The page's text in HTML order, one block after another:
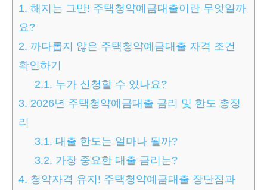
1. 해지는 그만! 주택청약예금대출이란 무엇일까
요?
2. 까다롭지 않은 주택청약예금대출 자격 조건
확인하기
2.1. 누가 신청할 수 있나요?
3. 2026년 주택청약예금대출 금리 및 한도 총정
리
3.1. 대출 한도는 얼마나 될까?
3.2. 가장 중요한 대출 금리는?
4. 청약자격 유지! 주택청약예금대출 장단점과